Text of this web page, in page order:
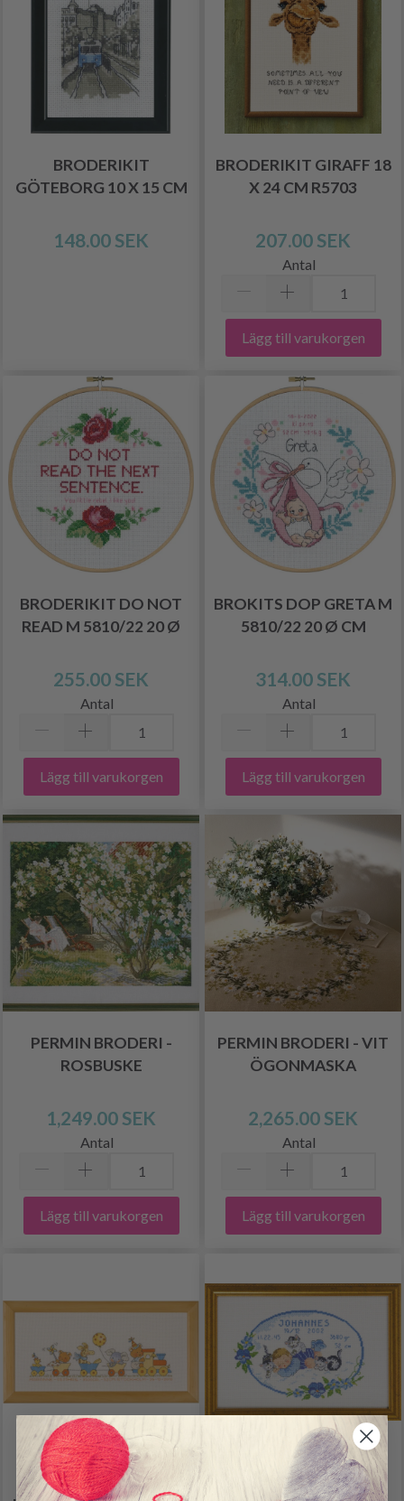
BRODERIKIT
GÖTEBORG 10 X 15 CM
148.00 SEK
BRODERIKIT GIRAFF 18
X 24 CM R5703
207.00 SEK
Antal
Lägg till varukorgen
BRODERIKIT DO NOT
READ M 5810/22 20 Ø
255.00 SEK
Antal
Lägg till varukorgen
BROKITS DOP GRETA M
5810/22 20 Ø CM
314.00 SEK
Antal
Lägg till varukorgen
PERMIN BRODERI -
ROSBUSKE
1,249.00 SEK
Antal
Lägg till varukorgen
PERMIN BRODERI - VIT
ÖGONMASKA
2,265.00 SEK
Antal
Lägg till varukorgen
BRODERIKIT BOBBI
BRODERIKIT BABY